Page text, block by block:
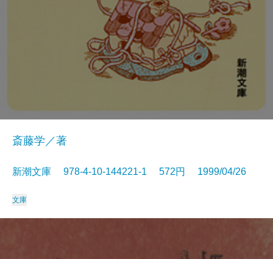
斎藤学／著
新潮文庫 978-4-10-144221-1 572円 1999/04/26
文庫